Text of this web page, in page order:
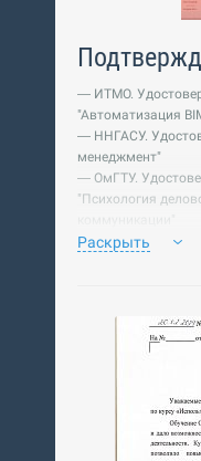
— ИТМО.
"Автоматизация
— ННГАСУ.
менеджмент"
— ОмГТУ.
"Психология
— ГАСУ.
— Autodesk Revit
— Autodesk Revit
Раскрыть